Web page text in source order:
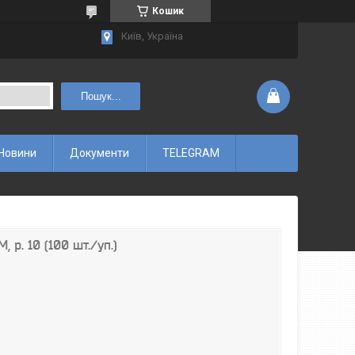
Кошик
Київ, Україна
Пошук...
Документи TELEGRAM
р. 10 (100 шт./уп.)